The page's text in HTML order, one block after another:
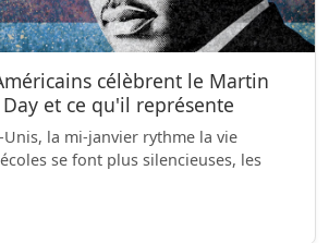
célèbrent le Martin
Day et ce qu'il représente
la mi-janvier rythme la vie
se font plus silencieuses, les